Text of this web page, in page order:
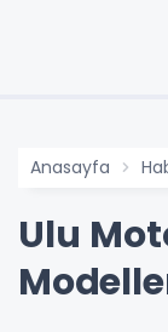
Anasayfa
Ulu